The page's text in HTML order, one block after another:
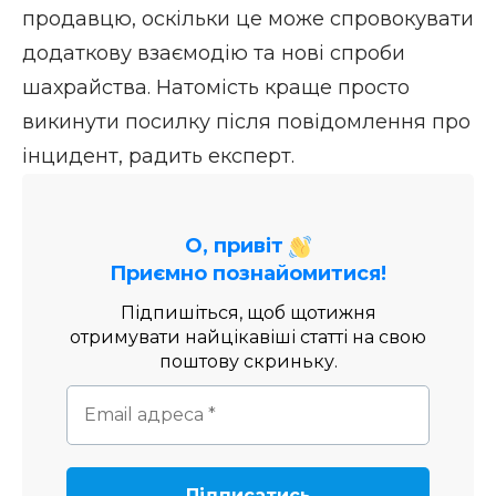
продавцю, оскільки це може спровокувати
додаткову взаємодію та нові спроби
шахрайства. Натомість краще просто
викинути посилку після повідомлення про
інцидент, радить експерт.
О, привіт
Приємно познайомитися!
Підпишіться, щоб щотижня
отримувати найцікавіші статті на свою
поштову скриньку.